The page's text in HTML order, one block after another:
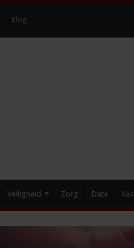
Blog
Veiligheid Zorg Data